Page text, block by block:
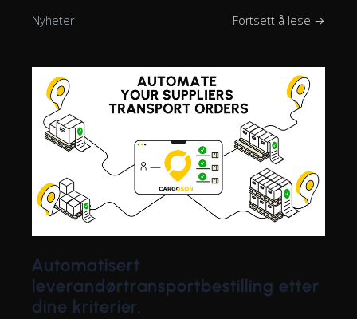
Nyheter Fortsett å lese →
Automatisert
leverandørtransportbestilling etter
dine kriterier.